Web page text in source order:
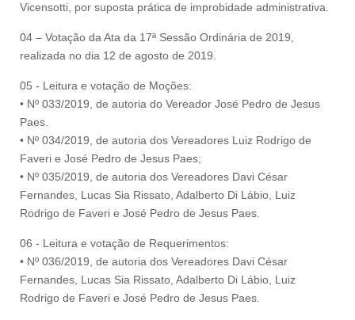
Vicensotti, por suposta prática de improbidade administrativa.
04 – Votação da Ata da 17ª Sessão Ordinária de 2019,
realizada no dia 12 de agosto de 2019.
05 - Leitura e votação de Moções:
• Nº 033/2019, de autoria do Vereador José Pedro de Jesus
Paes.
• Nº 034/2019, de autoria dos Vereadores Luiz Rodrigo de
Faveri e José Pedro de Jesus Paes;
• Nº 035/2019, de autoria dos Vereadores Davi César
Fernandes, Lucas Sia Rissato, Adalberto Di Lábio, Luiz
Rodrigo de Faveri e José Pedro de Jesus Paes.
06 - Leitura e votação de Requerimentos:
• Nº 036/2019, de autoria dos Vereadores Davi César
Fernandes, Lucas Sia Rissato, Adalberto Di Lábio, Luiz
Rodrigo de Faveri e José Pedro de Jesus Paes.